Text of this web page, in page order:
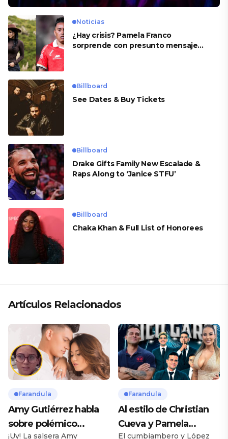
Noticias
¿Hay crisis? Pamela Franco
sorprende con presunto mensaje
Billboard
See Dates & Buy Tickets
Billboard
Drake Gifts Family New Escalade &
Raps Along to ‘Janice STFU’
Billboard
Chaka Khan & Full List of Honorees
Artículos Relacionados
Farandula
Amy Gutiérrez habla
sobre polémico
¡Uy! La salsera Amy
Farandula
Al estilo de Christian
Cueva y Pamela
El cumbiambero y López